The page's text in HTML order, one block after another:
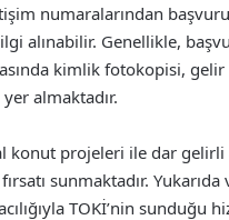
numaralarından
alınabilir. Genellikle,
kimlik fotokopisi, gelir
almaktadır.
konut projeleri ile dar gelirli
sunmaktadır. Yukarıda
TOKİ’nin sunduğu